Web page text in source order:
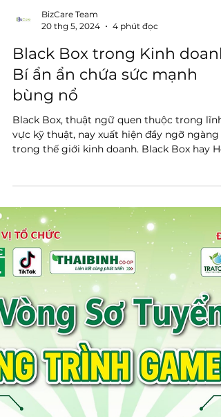
Ngày 14/6/2024, chương trình “Hành trình
OCOP” đã chính thức ra mắt tại Hà Nội. Đây
là một gameshow truyền hình lần đầu tiên
sự tham...
BizCare Team
20 thg 5, 2024
4 phút đọc
Black Box trong Kinh
Black Box, thuật ngữ quen thuộc trong lĩnh
vực kỹ thuật, nay xuất hiện đầy ngỡ ngàng
trong thế giới kinh doanh. Black Box hay
đen ẩn...